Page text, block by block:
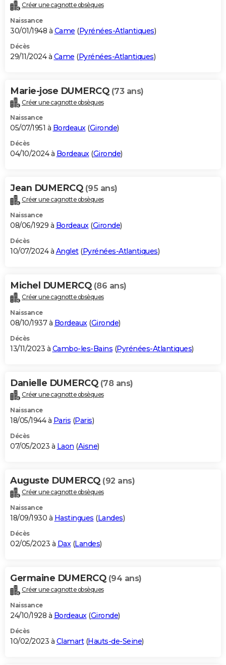
Créer une cagnotte obsèques
Naissance
30/01/1948 à Came (Pyrénées-Atlantiques)
Décès
29/11/2024 à Came (Pyrénées-Atlantiques)
Marie-jose DUMERCQ (73 ans)
Créer une cagnotte obsèques
Naissance
05/07/1951 à Bordeaux(Gironde)
Décès
04/10/2024 à Bordeaux(Gironde)
Jean DUMERCQ (95 ans)
Créer une cagnotte obsèques
Naissance
08/06/1929 à Bordeaux(Gironde)
Décès
10/07/2024 à Anglet(Pyrénées-Atlantiques)
Michel DUMERCQ (86 ans)
Créer une cagnotte obsèques
Naissance
08/10/1937 à Bordeaux(Gironde)
Décès
13/11/2023 à Cambo-les-Bains (Pyrénées-Atlantiques)
Danielle DUMERCQ (78 ans)
Créer une cagnotte obsèques
Naissance
18/05/1944 à Paris (Paris)
Décès
07/05/2023 à Laon (Aisne)
Auguste DUMERCQ (92 ans)
Créer une cagnotte obsèques
Naissance
18/09/1930 à Hastingues (Landes)
Décès
02/05/2023 à Dax(Landes)
Germaine DUMERCQ (94 ans)
Créer une cagnotte obsèques
Naissance
24/10/1928 à Bordeaux(Gironde)
Décès
10/02/2023 à Clamart(Hauts-de-Seine)